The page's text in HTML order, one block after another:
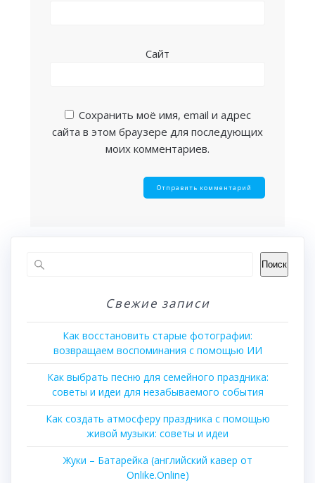
Сайт
Сохранить моё имя, email и адрес
сайта в этом браузере для последующих
моих комментариев.
Поиск
Свежие записи
Как восстановить старые фотографии:
возвращаем воспоминания с помощью ИИ
Как выбрать песню для семейного праздника:
советы и идеи для незабываемого события
Как создать атмосферу праздника с помощью
живой музыки: советы и идеи
Жуки – Батарейка (английский кавер от
Onlike.Online)